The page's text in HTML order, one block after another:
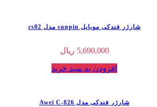
شارژر فندکی موبایل sunpin مدل cs02
5,690,000 ریال
افزودن به سبد خرید
شارژر فندکی مدل Awei C-826